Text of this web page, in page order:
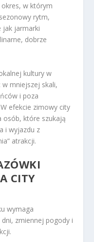
w którym
rytm,
jak jarmarki
dobrze
kultury w
w mniejszej skali,
i poza
efekcie zimowy city
osób, które szukają
i wyjazdu z
atrakcji.
CITY
wymaga
zmiennej pogody i